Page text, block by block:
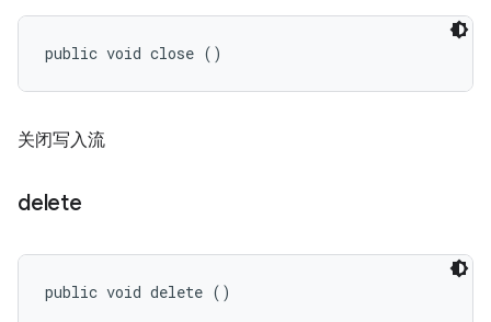
public void close ()
关闭写入流
delete
public void delete ()